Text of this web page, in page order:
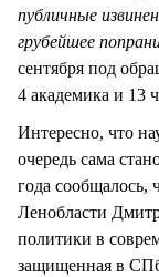
публичные
грубейшее
сентября под
4 академика и 13
Интересно, что
очередь сама
года сообщалось,
Ленобласти
политики в
защищенная в